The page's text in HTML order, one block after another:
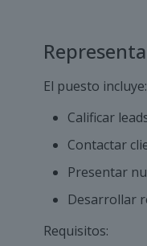
El puesto incluye:
Calificar
Contactar
Presentar
Desarrollar
Requisitos: